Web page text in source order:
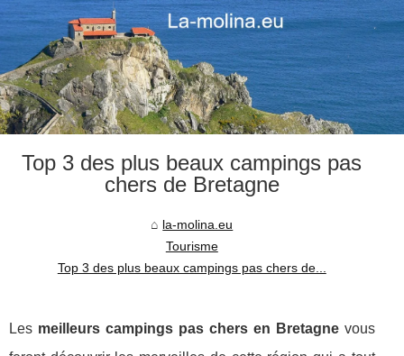
Top 3 des plus beaux campings pas
chers de Bretagne
la-molina.eu
Tourisme
Top 3 des plus beaux campings pas chers de...
Les meilleurs campings pas chers en Bretagnevous